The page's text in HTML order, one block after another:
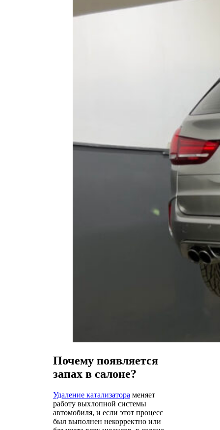
Почему появляется
запах в салоне?
Удаление катализатора меняет
работу выхлопной системы
автомобиля, и если этот процесс
был выполнен некорректно или